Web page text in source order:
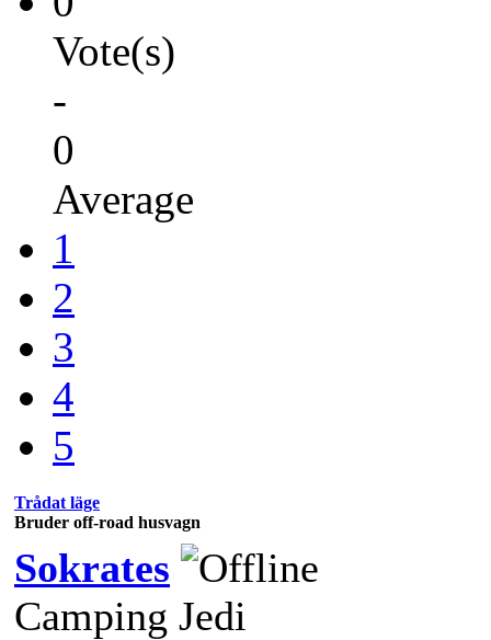
Vote(s)
-
0
Average
1
2
3
4
5
Trådat läge
Bruder off-road husvagn
Sokrates
Camping Jedi